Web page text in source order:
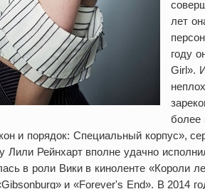
лет
году
Girl».
более
и порядок: Специальный корпус»,
Лили Рейнхарт вполне удачно
в роли Вики в киноленте «Короли
и «Forever's End». В 2014